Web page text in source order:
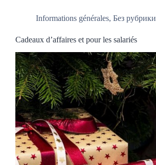
Informations générales, Без рубрики
Cadeaux d’affaires et pour les salariés